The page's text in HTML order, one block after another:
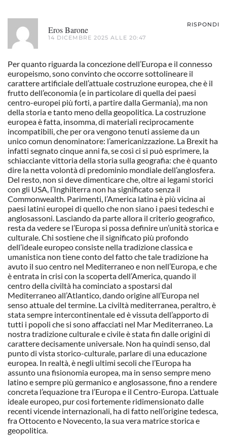
Eros Barone
14 DICEMBRE 2025 ALLE 20:47
RISPONDI
Per quanto riguarda la concezione dell’Europa e il connesso
europeismo, sono convinto che occorre sottolineare il
carattere artificiale dell’attuale costruzione europea, che è il
frutto dell’economia (e in particolare di quella dei paesi
centro-europei più forti, a partire dalla Germania), ma non
della storia e tanto meno della geopolitica. La costruzione
europea è fatta, insomma, di materiali reciprocamente
incompatibili, che per ora vengono tenuti assieme da un
unico comun denominatore: l’americanizzazione. La Brexit ha
infatti segnato cinque anni fa, se così ci si può esprimere, la
schiacciante vittoria della storia sulla geografia: che è quanto
dire la netta volontà di predominio mondiale dell’anglosfera.
Del resto, non si deve dimenticare che, oltre ai legami storici
con gli USA, l’Inghilterra non ha significato senza il
Commonwealth. Parimenti, l’America latina è più vicina ai
paesi latini europei di quello che non siano i paesi tedeschi e
anglosassoni. Lasciando da parte allora il criterio geografico,
resta da vedere se l’Europa si possa definire un’unità storica e
culturale. Chi sostiene che il significato più profondo
dell’ideale europeo consiste nella tradizione classica e
umanistica non tiene conto del fatto che tale tradizione ha
avuto il suo centro nel Mediterraneo e non nell’Europa, e che
è entrata in crisi con la scoperta dell’America, quando il
centro della civiltà ha cominciato a spostarsi dal
Mediterraneo all’Atlantico, dando origine all’Europa nel
senso attuale del termine. La civiltà mediterranea, peraltro, è
stata sempre intercontinentale ed è vissuta dell’apporto di
tutti i popoli che si sono affacciati nel Mar Mediterraneo. La
nostra tradizione culturale e civile è stata fin dalle origini di
carattere decisamente universale. Non ha quindi senso, dal
punto di vista storico-culturale, parlare di una educazione
europea. In realtà, è negli ultimi secoli che l’Europa ha
assunto una fisionomia europea, ma in senso sempre meno
latino e sempre più germanico e anglosassone, fino a rendere
concreta l’equazione tra l’Europa e il Centro-Europa. L’attuale
ideale europeo, pur così fortemente ridimensionato dalle
recenti vicende internazionali, ha di fatto nell’origine tedesca,
fra Ottocento e Novecento, la sua vera matrice storica e
geopolitica.